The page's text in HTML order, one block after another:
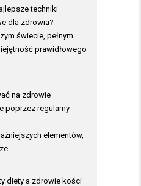
techniki
dla zdrowia?
świecie, pełnym
prawidłowego
na zdrowie
poprzez regularny
elementów,
…
diety a zdrowie kości